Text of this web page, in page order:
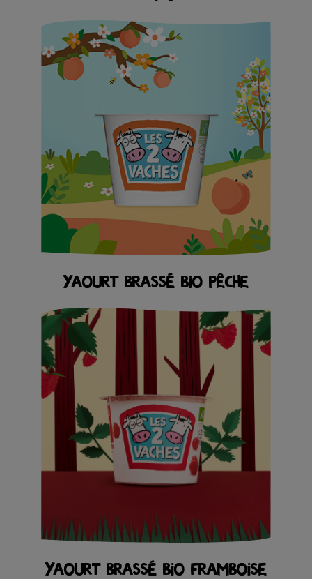
YAOURT BRASSÉ BIO PÊCHE
YAOURT BRASSÉ BIO FRAMBOISE